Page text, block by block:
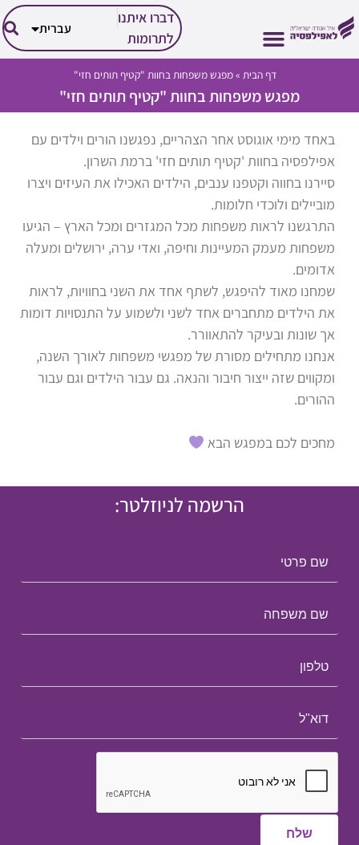
דברו איתנו
לתרומות
עברית
العربية
English
דף הבית »מפגש משפחות בחוות "קטיף תותים חזי"
מפגש משפחות בחוות "קטיף תותים חזי"
באחד מימי אוגוסט אחר הצהריים, נפגשנו הורים וילדים עם
אפילפסיה בחוות 'קטיף תותים חזי' ברמת השרון.
סיירנו בחווה וקטפנו ענבים, הילדים האכילו את העיזים ויצרו
מוביילים ולוכדי חלומות.
התרגשנו לראות משפחות מכל המגזרים ומכל הארץ – הגיעו
משפחות מעמק המעיינות וחיפה, ואדי ערה, ירושלים ומעלה
אדומים.
שמחנו מאוד להיפגש, לשתף אחד את השני בחוויות, לראות
את הילדים מתחברים אחד לשני ולשמוע על התנסויות דומות
אך שונות ובעיקר להתאוורר.
אנחנו מתחילים מסורת של מפגשי משפחות לאורך השנה,
ומקווים שזה ייצור חיבור והנאה. גם עבור הילדים וגם עבור
ההורים.
מחכים לכם במפגש הבא
הרשמה לניוזלטר: